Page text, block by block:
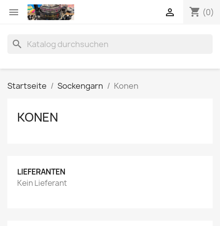
 shopping_cart (0)

search
Startseite Sockengarn Konen
KONEN
LIEFERANTEN
Kein Lieferant